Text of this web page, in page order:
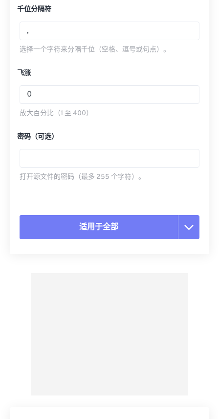
千位分隔符
选择一个字符来分隔千位（空格、逗号或句点）。
飞涨
放大百分比（1 至 400）
密码（可选）
打开源文件的密码（最多 255 个字符）。
适用于全部